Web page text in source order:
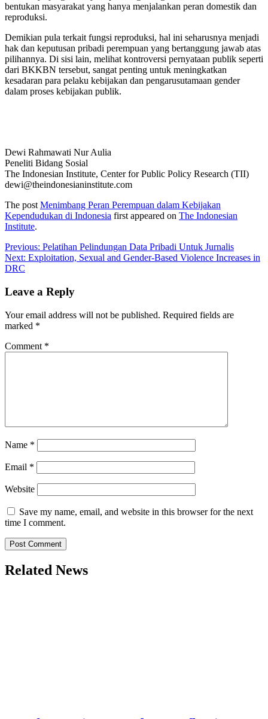
bentukan masyarakat yang hanya menjalankan peran domestik dan
reproduksi.
Demikian pula terkait fungsi reproduksi, hal ini seharusnya menjadi
hak dan keputusan pribadi perempuan yang bertanggung jawab atas
pilihannya. Di sisi lain, melihat kontroversi pernyataan publik seperti
dari BKKBN tersebut, sangat penting untuk meningkatkan
kesadaran para pelaku kebijakan dan pengarusutamaan gender
dalam proses kebijakan publik.
Dewi Rahmawati Nur Aulia
Peneliti Bidang Sosial
The Indonesian Institute, Center for Public Policy Research (TII)
dewi@theindonesianinstitute.com
The post Menimbang Peran Perempuan dalam Kebijakan
Kependudukan di Indonesia first appeared on The Indonesian
Institute.
Post
navigation
Previous: Pelatihan Pelindungan Data Pribadi Untuk Jurnalis
Next: Exploitation, Sexual and Gender-Based Violence Increases in
DRC
Leave a Reply
Your email address will not be published. Required fields are
marked *
Comment *
Name *
Email *
Website
Save my name, email, and website in this browser for the next
time I comment.
Related News